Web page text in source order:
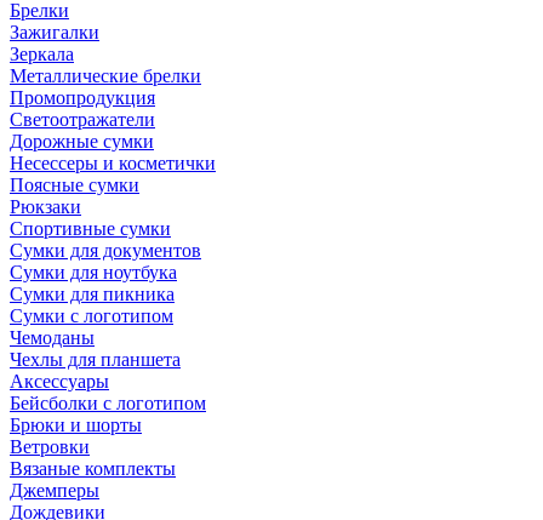
Брелки
Зажигалки
Зеркала
Металлические брелки
Промопродукция
Светоотражатели
Дорожные сумки
Несессеры и косметички
Поясные сумки
Рюкзаки
Спортивные сумки
Сумки для документов
Сумки для ноутбука
Сумки для пикника
Сумки с логотипом
Чемоданы
Чехлы для планшета
Аксессуары
Бейсболки с логотипом
Брюки и шорты
Ветровки
Вязаные комплекты
Джемперы
Дождевики